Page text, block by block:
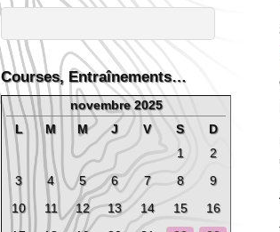
Courses, Entraînements…
novembre 2025
L
M M J V S
D
1
2
3
4 5 6 7 8
9
10
11 12 13 14 15
16